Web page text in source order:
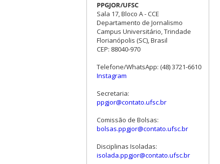
PPGJOR/UFSC
Sala 17, Bloco A - CCE
Departamento de Jornalismo
Campus Universitário, Trindade
Florianópolis (SC), Brasil
CEP: 88040-970
Telefone/WhatsApp: (48) 3721-6610
Instagram
Secretaria:
ppgjor@contato.ufsc.br
Comissão de Bolsas:
bolsas.ppgjor@contato.ufsc.br
Disciplinas Isoladas:
isolada.ppgjor@contato.ufsc.br